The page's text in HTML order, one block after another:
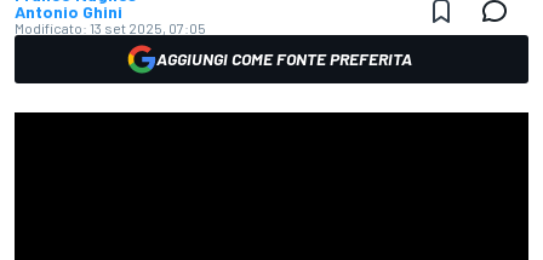
Antonio Ghini
Modificato: 13 set 2025, 07:05
AGGIUNGI COME FONTE PREFERITA